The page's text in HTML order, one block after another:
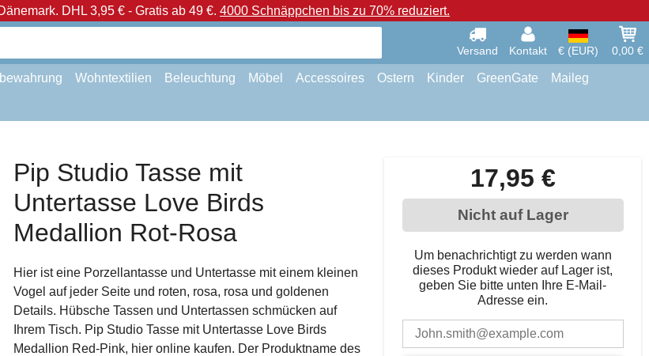
DHL 3,95 € - Gratis ab 49 €. 4000 Schnäppchen bis zu 70% reduziert.
Versand Kontakt € (EUR) 0,00 €
Wohntextilien Beleuchtung Möbel Accessoires Ostern Kinder GreenGate Maileg
17,95 €
Nicht auf Lager
Um benachrichtigt zu werden wann
dieses Produkt wieder auf Lager ist,
geben Sie bitte unten Ihre E-Mail-
Adresse ein.
Pip Studio Tasse mit
Untertasse Love Birds
Medallion Rot-Rosa
Hier ist eine Porzellantasse und Untertasse mit einem kleinen
Vogel auf jeder Seite und roten, rosa, rosa und goldenen
Details. Hübsche Tassen und Untertassen schmücken auf
Ihrem Tisch. Pip Studio Tasse mit Untertasse Love Birds
Medallion Red-Pink, hier online kaufen. Der Produktname des